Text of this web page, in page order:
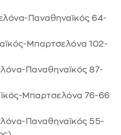
Παναθηναϊκός 64-
Μπαρτσελόνα 102-
Παναθηναϊκός 87-
Μπαρτσελόνα 76-66
Παναθηναϊκός 55-